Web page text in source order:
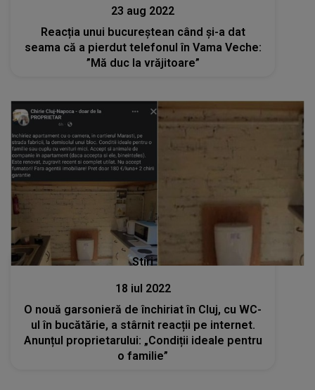
23 aug 2022
Reacția unui bucureștean când și-a dat
seama că a pierdut telefonul în Vama Veche:
”Mă duc la vrăjitoare”
Stiri
18 iul 2022
O nouă garsonieră de închiriat în Cluj, cu WC-
ul în bucătărie, a stârnit reacții pe internet.
Anunțul proprietarului: „Condiții ideale pentru
o familie”